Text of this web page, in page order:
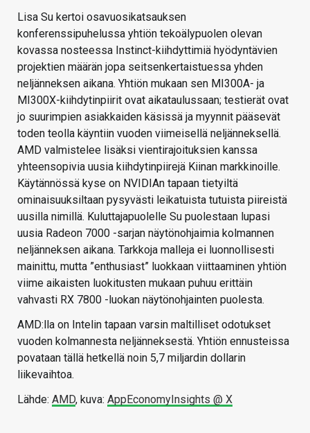
Lisa Su kertoi osavuosikatsauksen
konferenssipuhelussa yhtiön tekoälypuolen olevan
kovassa nosteessa Instinct-kiihdyttimiä hyödyntävien
projektien määrän jopa seitsenkertaistuessa yhden
neljänneksen aikana. Yhtiön mukaan sen MI300A- ja
MI300X-kiihdytinpiirit ovat aikataulussaan; testierät ovat
jo suurimpien asiakkaiden käsissä ja myynnit pääsevät
toden teolla käyntiin vuoden viimeisellä neljänneksellä.
AMD valmistelee lisäksi vientirajoituksien kanssa
yhteensopivia uusia kiihdytinpiirejä Kiinan markkinoille.
Käytännössä kyse on NVIDIAn tapaan tietyiltä
ominaisuuksiltaan pysyvästi leikatuista tutuista piireistä
uusilla nimillä. Kuluttajapuolelle Su puolestaan lupasi
uusia Radeon 7000 -sarjan näytönohjaimia kolmannen
neljänneksen aikana. Tarkkoja malleja ei luonnollisesti
mainittu, mutta ”enthusiast” luokkaan viittaaminen yhtiön
viime aikaisten luokitusten mukaan puhuu erittäin
vahvasti RX 7800 -luokan näytönohjainten puolesta.
AMD:lla on Intelin tapaan varsin maltilliset odotukset
vuoden kolmannesta neljänneksestä. Yhtiön ennusteissa
povataan tällä hetkellä noin 5,7 miljardin dollarin
liikevaihtoa.
Lähde: AMD, kuva: AppEconomyInsights @ X